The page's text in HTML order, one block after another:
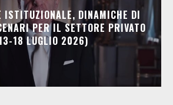
ISTITUZIONALE, DINAMICHE DI
PER IL SETTORE PRIVATO
18 LUGLIO 2026)